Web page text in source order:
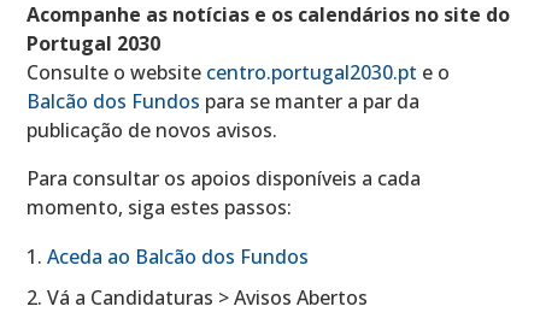
Acompanhe as notícias e os calendários no site do
Portugal 2030
Consulte o website centro.portugal2030.pt e o
Balcão dos Fundos para se manter a par da
publicação de novos avisos.
Para consultar os apoios disponíveis a cada
momento, siga estes passos:
Aceda ao Balcão dos Fundos
Vá a Candidaturas > Avisos Abertos